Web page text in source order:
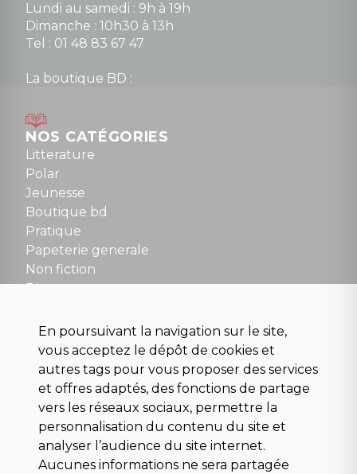
Lundi au samedi : 9h à 19h
Dimanche : 10h30 à 13h
Tel : 01 48 83 67 47
La boutique BD :
Mardi au samedi : 10h à 13h / 14h à 19h
Dimanche : 10h30 à 12h30
Tel : 01 48 89 13 88
NOUS CONTACTER
contact@la-griffe-noire.com
NOS CATÉGORIES
Litterature
Polar
Jeunesse
Boutique bd
Pratique
Papeterie generale
Non fiction
Divers
Beaux livres et art
Para scolaire
Histoire
Pochoteque
Pleiade
En poursuivant la navigation sur le site,
vous acceptez le dépôt de cookies et
autres tags pour vous proposer des services
et offres adaptés, des fonctions de partage
vers les réseaux sociaux, permettre la
personnalisation du contenu du site et
analyser l’audience du site internet.
Aucunes informations ne sera partagée